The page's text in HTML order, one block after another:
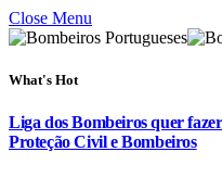
Close Menu
What's Hot
Liga dos Bombeiros quer
Proteção Civil e Bombeiros